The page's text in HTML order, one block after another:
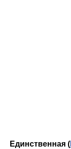
Единственная (